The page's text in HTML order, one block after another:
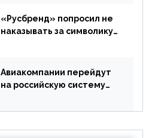
«Русбренд» попросил не
наказывать за символику
Авиакомпании перейдут
на российскую систему